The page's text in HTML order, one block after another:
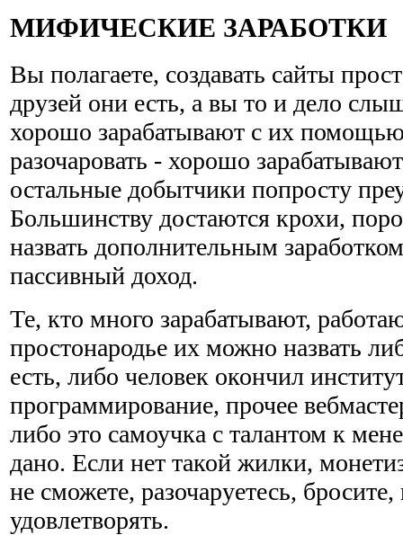
МИФИЧЕСКИЕ ЗАРАБОТКИ
Вы полагаете, создавать сайты
друзей они есть, а вы то и дело
хорошо зарабатывают с их
разочаровать - хорошо
остальные добытчики попросту
Большинству достаются крохи,
назвать дополнительным
пассивный доход.
Те, кто много зарабатывают,
простонародье их можно назвать
есть, либо человек окончил
программирование, прочее
либо это самоучка с талантом к
дано. Если нет такой жилки,
не сможете, разочаруетесь,
удовлетворять.